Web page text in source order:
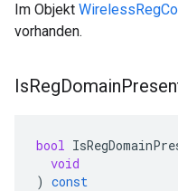
Im Objekt
vorhanden.
IsRegDomain
bool
void
) const